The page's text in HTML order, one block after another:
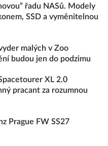
řadu NASů. Modely
SSD a vyměnitelnou
malých v Zoo
budou jen do podzimu
XL 2.0
pracant za rozumnou
Prague FW SS27